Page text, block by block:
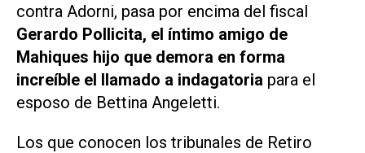
contra Adorni, pasa por encima del fiscal
Gerardo Pollicita, el íntimo amigo de
Mahiques hijo que demora en forma
increíble el llamado a indagatoria para el
esposo de Bettina Angeletti.
Los que conocen los tribunales de Retiro